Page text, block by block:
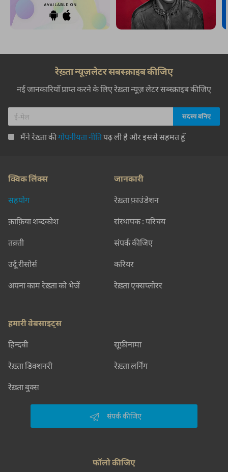
रेख़्ता न्यूज़लेटर सबस्क्राइब कीजिए
नई जानकारियाँ प्राप्त करने के लिए रेख़्ता न्यूज़ लेटर सब्स्क्राइब कीजिए
मैंने रेख़्ता कीगोपनीयता नीतिपढ़ ली है और इससे सहमत हूँ
क्विक लिंक्स
सहयोग
क़ाफ़िया शब्दकोश
तक़्ती
उर्दू रीसोर्स
अपना काम रेख़्ता को भेजें
जानकारी
रेख़्ता फ़ाउंडेशन
संस्थापक : परिचय
संपर्क कीजिए
करियर
रेख़्ता एक्सप्लोरर
हमारी वेबसाइट्स
हिन्दवी सूफ़ीनामा
रेख़्ता डिक्शनरी रेख़्ता लर्निंग
रेख़्ता बुक्स
संपर्क कीजिए
फॉलो कीजिए